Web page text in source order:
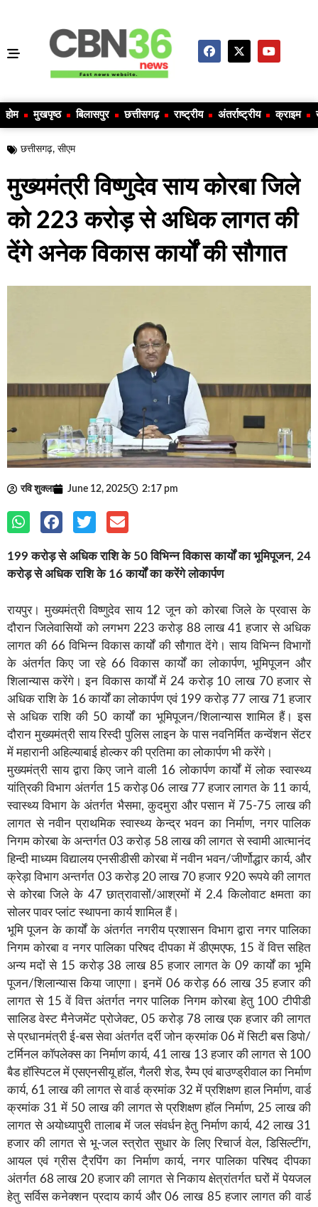
होम मुखपृष्ठ बिलासपुर छत्तीसगढ़ राष्ट्रीय अंतर्राष्ट्रीय क्राइम
छत्तीसगढ़, सीएम
मुख्यमंत्री विष्णुदेव साय कोरबा जिले
को 223 करोड़ से अधिक लागत की
देंगे अनेक विकास कार्यों की सौगात
रवि शुक्ला June 12, 2025 2:17 pm
199 करोड़ से अधिक राशि के 50 विभिन्न विकास कार्यों का भूमिपूजन, 24
करोड़ से अधिक राशि के 16 कार्यों का करेंगे लोकार्पण
रायपुर। मुख्यमंत्री विष्णुदेव साय 12 जून को कोरबा जिले के प्रवास के
दौरान जिलेवासियों को लगभग 223 करोड़ 88 लाख 41 हजार से अधिक
लागत की 66 विभिन्न विकास कार्यों की सौगात देंगे। साय विभिन्न विभागों
के अंतर्गत किए जा रहे 66 विकास कार्यों का लोकार्पण, भूमिपूजन और
शिलान्यास करेंगे। इन विकास कार्यों में 24 करोड़ 10 लाख 70 हजार से
अधिक राशि के 16 कार्यों का लोकार्पण एवं 199 करोड़ 77 लाख 71 हजार
से अधिक राशि की 50 कार्यों का भूमिपूजन/शिलान्यास शामिल हैं। इस
दौरान मुख्यमंत्री साय रिस्दी पुलिस लाइन के पास नवनिर्मित कन्वेंशन सेंटर
में महारानी अहिल्याबाई होल्कर की प्रतिमा का लोकार्पण भी करेंगे।
मुख्यमंत्री साय द्वारा किए जाने वाली 16 लोकार्पण कार्यों में लोक स्वास्थ्य
यांत्रिकी विभाग अंतर्गत 15 करोड़ 06 लाख 77 हजार लागत के 11 कार्य,
स्वास्थ्य विभाग के अंतर्गत भैसमा, कुदमुरा और पसान में 75-75 लाख की
लागत से नवीन प्राथमिक स्वास्थ्य केन्द्र भवन का निर्माण, नगर पालिक
निगम कोरबा के अन्तर्गत 03 करोड़ 58 लाख की लागत से स्वामी आत्मानंद
हिन्दी माध्यम विद्यालय एनसीडीसी कोरबा में नवीन भवन/जीर्णोद्धार कार्य, और
क्रेड़ा विभाग अन्तर्गत 03 करोड़ 20 लाख 70 हजार 920 रूपये की लागत
से कोरबा जिले के 47 छात्रावासों/आश्रमों में 2.4 किलोवाट क्षमता का
सोलर पावर प्लांट स्थापना कार्य शामिल हैं।
भूमि पूजन के कार्यों के अंतर्गत नगरीय प्रशासन विभाग द्वारा नगर पालिका
निगम कोरबा व नगर पालिका परिषद दीपका में डीएमएफ, 15 वें वित्त सहित
अन्य मदों से 15 करोड़ 38 लाख 85 हजार लागत के 09 कार्यों का भूमि
पूजन/शिलान्यास किया जाएगा। इनमें 06 करोड़ 66 लाख 35 हजार की
लागत से 15 वें वित्त अंतर्गत नगर पालिक निगम कोरबा हेतु 100 टीपीडी
सालिड वेस्ट मैनेजमेंट प्रोजेक्ट, 05 करोड़ 78 लाख एक हजार की लागत
से प्रधानमंत्री ई-बस सेवा अंतर्गत दर्री जोन क्रमांक 06 में सिटी बस डिपो/
टर्मिनल कॉपलेक्स का निर्माण कार्य, 41 लाख 13 हजार की लागत से 100
बैड हॉस्पिटल में एसएनसीयू हॉल, गैलरी शेड, रैम्प एवं बाउण्ड्रीवाल का निर्माण
कार्य, 61 लाख की लागत से वार्ड क्रमांक 32 में प्रशिक्षण हाल निर्माण, वार्ड
क्रमांक 31 में 50 लाख की लागत से प्रशिक्षण हॉल निर्माण, 25 लाख की
लागत से अयोध्यापुरी तालाब में जल संवर्धन हेतु निर्माण कार्य, 42 लाख 31
हजार की लागत से भू-जल स्त्रोत सुधार के लिए रिचार्ज वेल, डिसिल्टींग,
आयल एवं ग्रीस टै्रपिंग का निर्माण कार्य, नगर पालिका परिषद दीपका
अंतर्गत 68 लाख 20 हजार की लागत से निकाय क्षेत्रांतर्गत घरों में पेयजल
हेतु सर्विस कनेक्शन प्रदाय कार्य और 06 लाख 85 हजार लागत की वार्ड